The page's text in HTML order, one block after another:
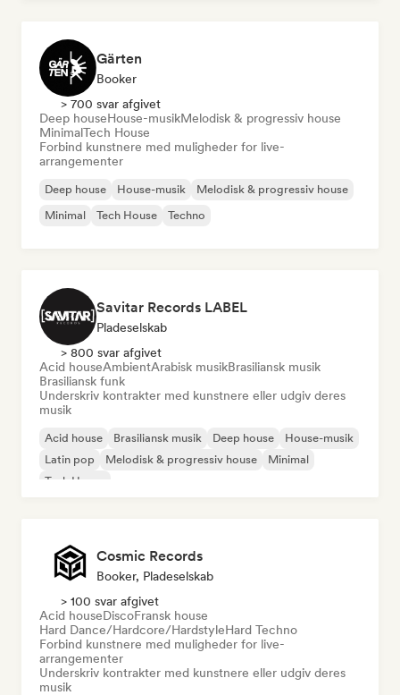
Gärten
Booker
> 700 svar afgivet
Deep houseHouse-musikMelodisk & progressiv house
MinimalTech House
Forbind kunstnere med muligheder for live-
arrangementer
Deep house House-musik
Melodisk & progressiv house
Minimal
Tech House Techno
Savitar Records LABEL
Pladeselskab
> 800 svar afgivet
Acid houseAmbientArabisk musikBrasiliansk musik
Brasiliansk funk
Underskriv kontrakter med kunstnere eller udgiv deres
musik
Acid house Brasiliansk musik Deep house
House-musik
Latin pop
Melodisk & progressiv house
Minimal
Tech House
Cosmic Records
Booker, Pladeselskab
> 100 svar afgivet
Acid houseDiscoFransk house
Hard Dance/Hardcore/HardstyleHard Techno
Forbind kunstnere med muligheder for live-
arrangementer
Underskriv kontrakter med kunstnere eller udgiv deres
musik